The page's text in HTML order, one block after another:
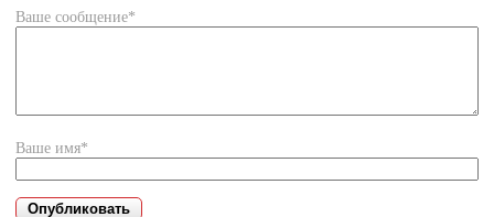
Ваше сообщение*
Ваше имя*